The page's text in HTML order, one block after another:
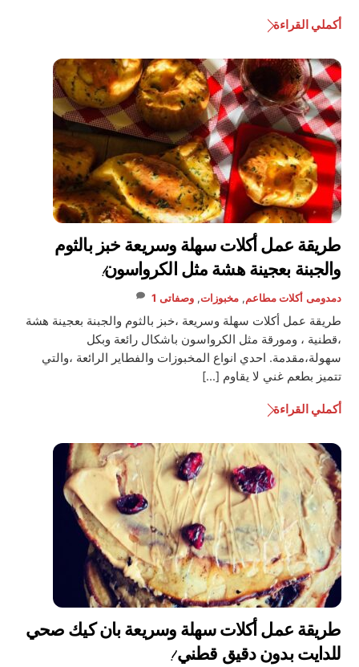
أكملي القراءة
طريقة عمل أكلات سهلة وسريعة خبز بالثوم
والجبنة بعجينة هشة مثل الكرواسون!
دمدومى أكلات مطاعم,مخبوزات,وصفاتى 1
طريقة عمل أكلات سهلة وسريعة ،خبز بالثوم والجبنة بعجينة هشة
،قطنية ، ومورقة مثل الكرواسون باشكال رائعة وبكل
سهولة،مقدمة. احدي انواع المخبوزات والفطاير الرائعة ،والتي
تتميز بطعم غني لا يقاوم […]
أكملي القراءة
طريقة عمل أكلات سهلة وسريعة بان كيك صحي
للدايت بدون دقيق قطني !